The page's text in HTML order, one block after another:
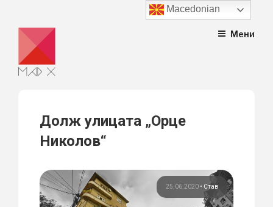
content
Мени
Долж улицата „Орце
Николов“
25.06.2020 • Став
Macedonian